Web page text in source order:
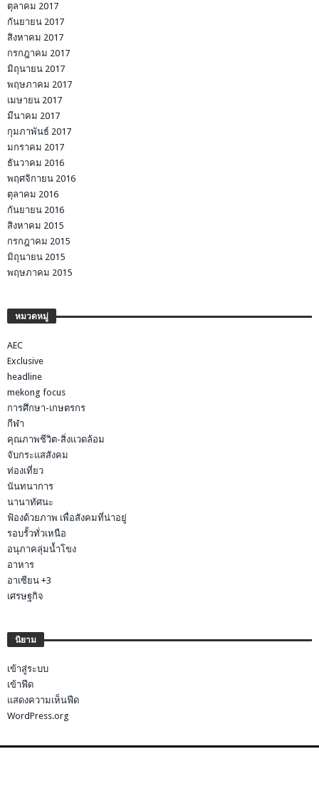
ตุลาคม 2017
กันยายน 2017
สิงหาคม 2017
กรกฎาคม 2017
มิถุนายน 2017
พฤษภาคม 2017
เมษายน 2017
มีนาคม 2017
กุมภาพันธ์ 2017
มกราคม 2017
ธันวาคม 2016
พฤศจิกายน 2016
ตุลาคม 2016
กันยายน 2016
สิงหาคม 2015
กรกฎาคม 2015
มิถุนายน 2015
พฤษภาคม 2015
หมวดหมู่
AEC
Exclusive
headline
mekong focus
การศึกษา-เกษตรกร
กีฬา
คุณภาพชีวิต-สิ่งแวดล้อม
จับกระแสสังคม
ท่องเที่ยว
นันทนาการ
นานาทัศนะ
ฟ้องด้วยภาพ เพื่อสังคมที่น่าอยู่
รอบรั้วทั่วเหนือ
อนุภาคลุ่มน้ำโขง
อาหาร
อาเซียน +3
เศรษฐกิจ
นิยาม
เข้าสู่ระบบ
เข้าฟีด
แสดงความเห็นฟีด
WordPress.org